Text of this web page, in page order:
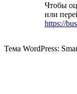
Чтобы
или
https://
Тема WordPress: